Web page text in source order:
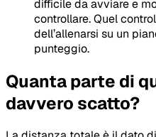
difficile da avviare e
controllare. Quel
dell’allenarsi su un
punteggio.
Quanta parte di
davvero scatto?